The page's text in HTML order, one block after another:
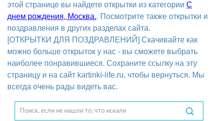
этой странице вы найдете открытки из категории С
днем рождения, Москва.. Посмотрите также открытки и
поздравления в других разделах сайта.
[ОТКРЫТКИ ДЛЯ ПОЗДРАВЛЕНИЙ] Скачивайте как
можно больше открыток у нас - вы сможете выбрать
наиболее понравившиеся. Сохраните ссылку на эту
страницу и на сайт kartinki-life.ru, чтобы вернуться. Мы
всегда очень рады видеть вас.